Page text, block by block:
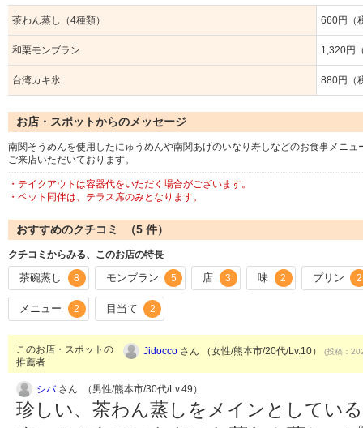
茶わん蒸し（4種類） 660円（
和栗モンブラン 1,320円
台湾カキ氷 880円（
お店・スポットからのメッセージ
南関そうめんを使用したにゅうめんや南関あげのいなり寿しなどのお食事メニ
ご来店いただいております。
・テイクアウトは容器代をいただく場合がございます。
・ペット同伴は、テラス席のみとなります。
おすすめのクチコミ （5 件）
クチコミからみる、このお店の特長
茶碗蒸し 8 モンブラン 5 店 3 味 2 プリン 2
メニュー 2 目当て 2
このお店・スポットの
推薦者
Jidocco さん （女性/熊本市/20代/Lv.10） (投稿：
シバさん （男性/熊本市/30代/Lv.49）
珍しい、茶わん蒸しをメインとしてい